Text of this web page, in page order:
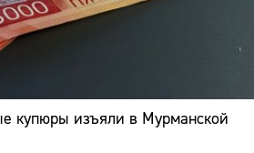
купюры изъяли в Мурманской
Сайт: